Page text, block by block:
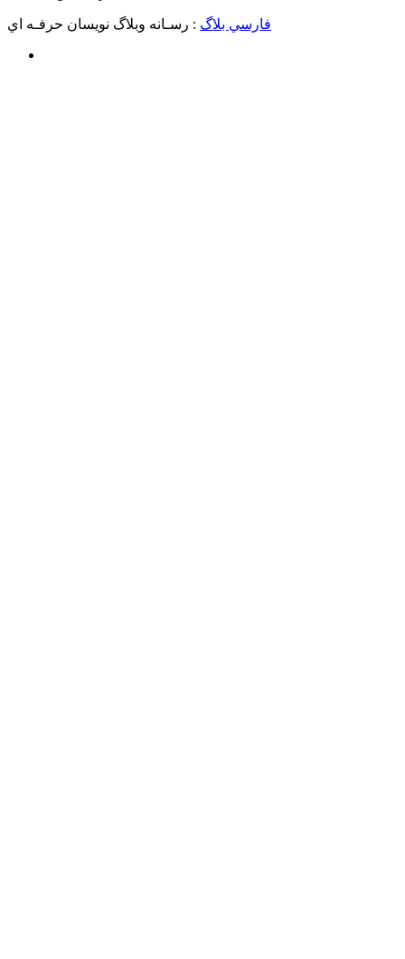
فارسي بلاگ : رسـانه وبلاگ نويسان حرفـه اي